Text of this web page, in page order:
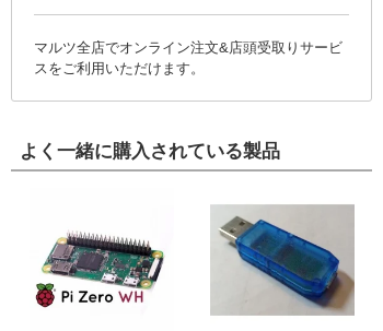
マルツ全店でオンライン注文&店頭受取りサービ
スをご利用いただけます。
よく一緒に購入されている製品